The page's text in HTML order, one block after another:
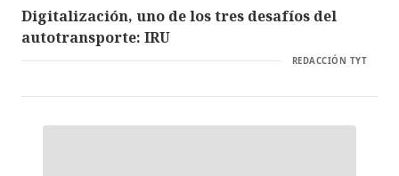
Digitalización, uno de los tres desafíos del
autotransporte: IRU
REDACCIÓN TYT